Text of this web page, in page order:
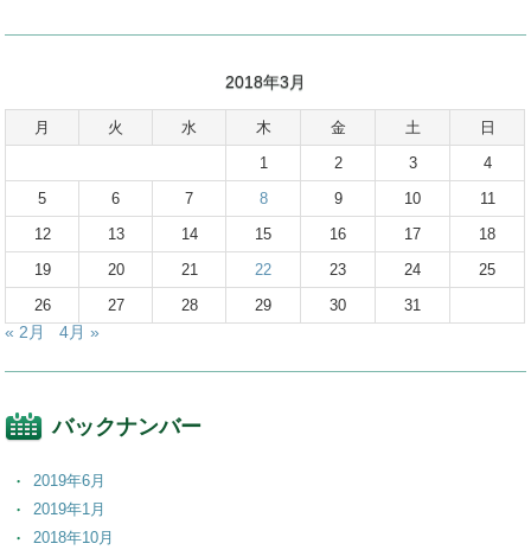
2018年3月
月 火 水 木 金 土
日
1
2 3
4
5
6 7 8 9 10
11
12
13 14 15 16 17
18
19
20 21 22 23 24
25
26
27 28 29 30 31
« 2月 4月 »
バックナンバー
2019年6月
2019年1月
2018年10月